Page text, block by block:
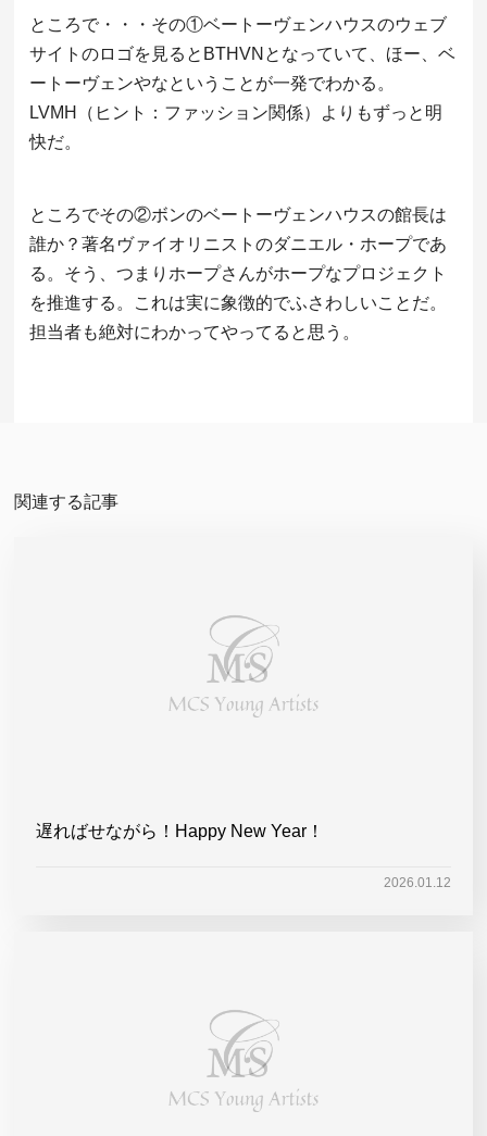
ところで・・・その①ベートーヴェンハウスのウェブ
サイトのロゴを見るとBTHVNとなっていて、ほー、ベ
ートーヴェンやなということが一発でわかる。
LVMH（ヒント：ファッション関係）よりもずっと明
快だ。
ところでその②ボンのベートーヴェンハウスの館長は
誰か？著名ヴァイオリニストのダニエル・ホープであ
る。そう、つまりホープさんがホープなプロジェクト
を推進する。これは実に象徴的でふさわしいことだ。
担当者も絶対にわかってやってると思う。
関連する記事
遅ればせながら！Happy New Year！
2026.01.12